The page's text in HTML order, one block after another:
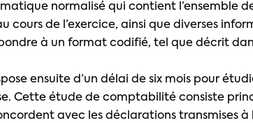
normalisé qui contient l’ensemble
cours de l’exercice, ainsi que diverses
à un format codifié, tel que décrit
ensuite d’un délai de six mois pour
Cette étude de comptabilité consiste
avec les déclarations transmises à